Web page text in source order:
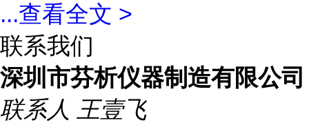
...查看全文 >
联系我们
深圳市芬析仪器制造有限公司
联系人 王壹飞